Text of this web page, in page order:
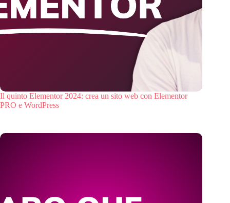
Il quinto Elementor 2024: crea un sito web con Elementor
PRO e WordPress